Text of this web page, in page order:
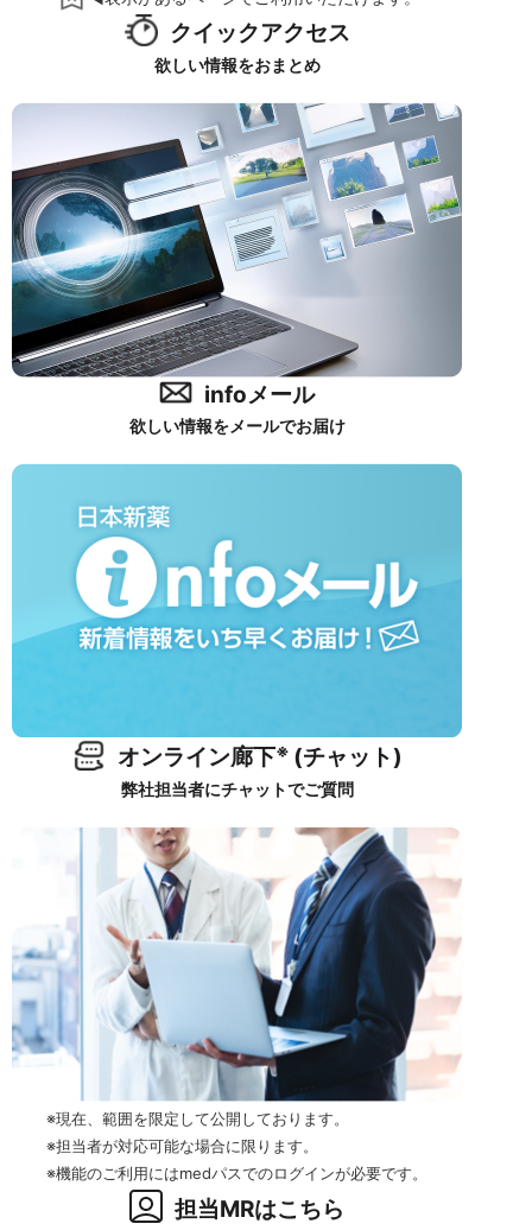
クイックアクセス
欲しい情報をおまとめ
infoメール
欲しい情報をメールでお届け
オンライン廊下※ (チャット)
弊社担当者にチャットでご質問
※現在、範囲を限定して公開しております。
※担当者が対応可能な場合に限ります。
※機能のご利用にはmedパスでのログインが必要です。
担当MRはこちら